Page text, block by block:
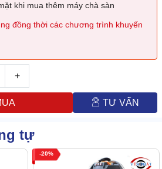
khi mua thêm máy chà sàn
đồng thời các chương trình khuyến
+
TƯ VẤN
tự
20